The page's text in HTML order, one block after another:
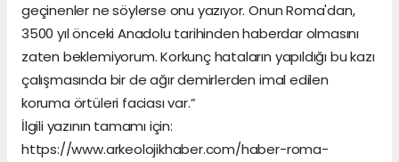
geçinenler ne söylerse onu yazıyor. Onun Roma'dan,
3500 yıl önceki Anadolu tarihinden haberdar olmasını
zaten beklemiyorum. Korkunç hataların yapıldığı bu kazı
çalışmasında bir de ağır demirlerden imal edilen
koruma örtüleri faciası var.”
İlgili yazının tamamı için:
https://www.arkeolojikhaber.com/haber-roma-